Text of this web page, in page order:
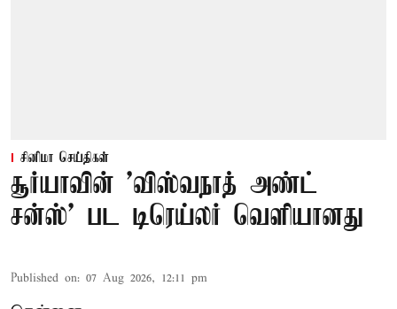
சினிமா செய்திகள்
சூர்யாவின் 'விஸ்வநாத் அண்ட்
சன்ஸ்' பட டிரெய்லர் வெளியானது
Published on: 07 Aug 2026, 12:11 pm